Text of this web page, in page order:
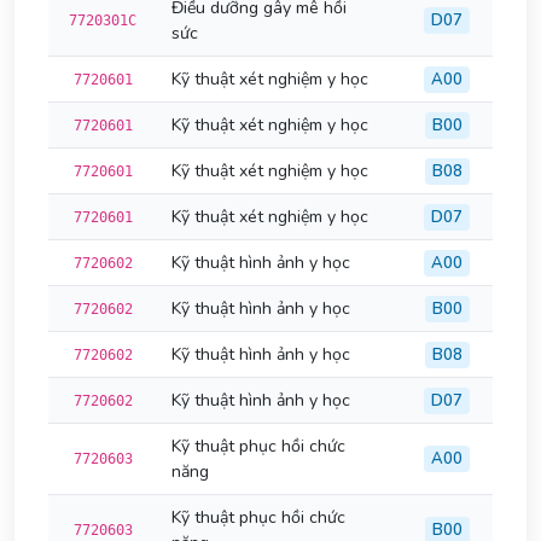
7720301C
Điều dưỡng gây mê hồi
sức
D07
7720601 Kỹ thuật xét nghiệm y học A00
7720601 Kỹ thuật xét nghiệm y học B00
7720601 Kỹ thuật xét nghiệm y học B08
7720601 Kỹ thuật xét nghiệm y học D07
7720602 Kỹ thuật hình ảnh y học A00
7720602 Kỹ thuật hình ảnh y học B00
7720602 Kỹ thuật hình ảnh y học B08
7720602 Kỹ thuật hình ảnh y học D07
7720603
Kỹ thuật phục hồi chức
năng
A00
7720603
Kỹ thuật phục hồi chức
B00